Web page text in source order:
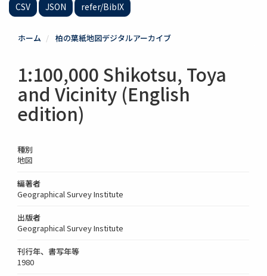
CSV JSON refer/BibIX
ホーム 柏の葉紙地図デジタルアーカイブ
1:100,000 Shikotsu, Toya
and Vicinity (English
edition)
種別
地図
編著者
Geographical Survey Institute
出版者
Geographical Survey Institute
刊行年、書写年等
1980